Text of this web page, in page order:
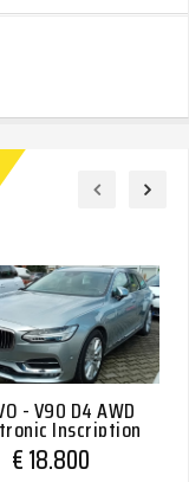
- V90 D4 AWD
Inscription
€ 18.800